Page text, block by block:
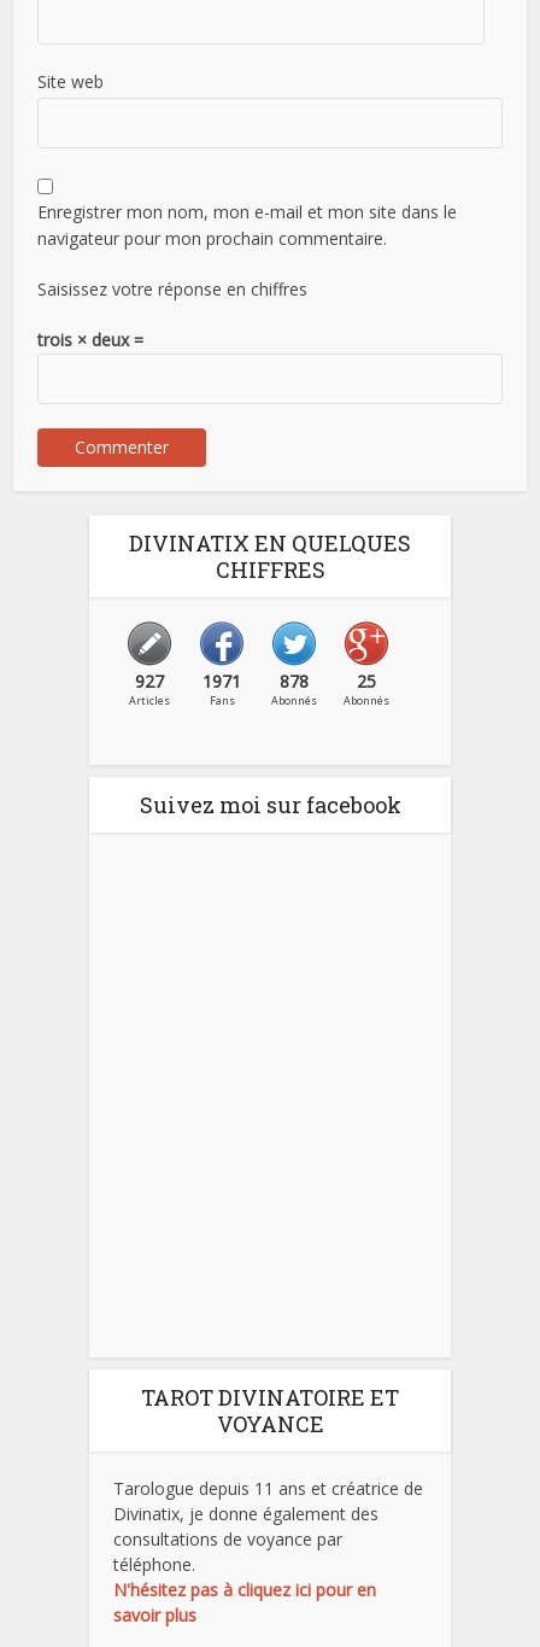
Site web
Enregistrer mon nom, mon e-mail et mon site dans le
navigateur pour mon prochain commentaire.
Saisissez votre réponse en chiffres
trois × deux =
DIVINATIX EN QUELQUES
CHIFFRES
927
Articles
1971
Fans
878
Abonnés
25
Abonnés
Suivez moi sur facebook
TAROT DIVINATOIRE ET
VOYANCE
Tarologue depuis 11 ans et créatrice de
Divinatix, je donne également des
consultations de voyance par
téléphone.
N'hésitez pas à cliquez ici pour en
savoir plus